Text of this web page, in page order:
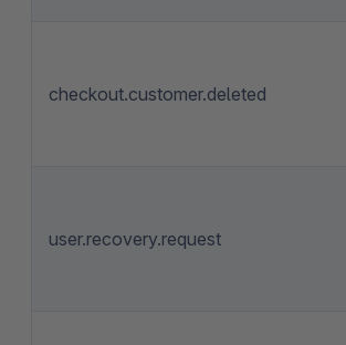
checkout.customer.deleted
user.recovery.request